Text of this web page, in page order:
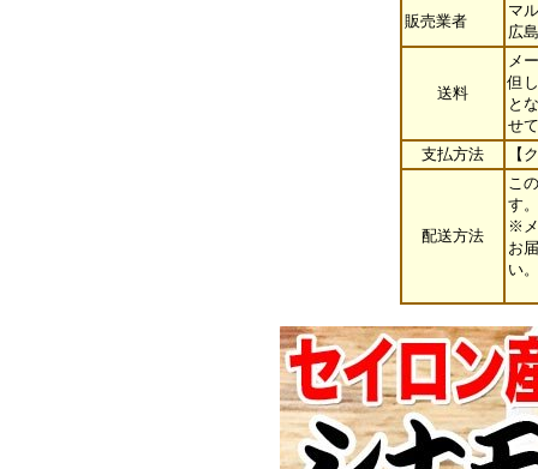
販売業者
マ
広
送料
メ
但
と
せ
支払方法
【
配送方法
こ
す。
※
お
い。